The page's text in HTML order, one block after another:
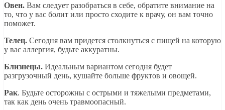
Овен. Вам следует разобраться в себе, обратите внимание на
то, что у вас болит или просто сходите к врачу, он вам точно
поможет.
Телец. Сегодня вам придется столкнуться с пищей на которую
у вас аллергия, будьте аккуратны.
Близнецы. Идеальным вариантом сегодня будет
разгрузочный день, кушайте больше фруктов и овощей.
Рак. Будьте осторожны с острыми и тяжелыми предметами,
так как день очень травмоопасный.